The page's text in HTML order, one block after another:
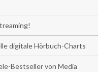
digitale Hörbuch-Charts
Bestseller von Media